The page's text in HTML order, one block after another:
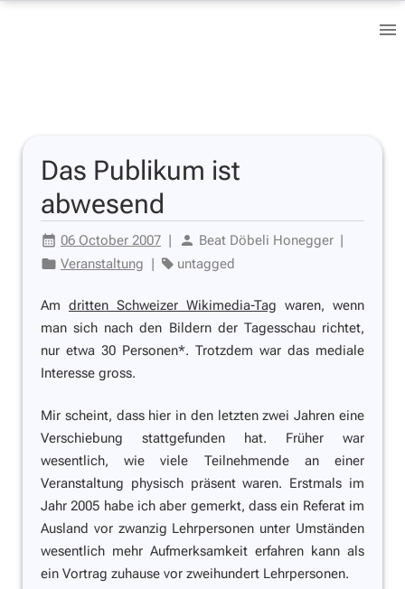
Das Publikum ist
abwesend
06 October 2007 | Beat Döbeli Honegger |
Veranstaltung | untagged
Am dritten Schweizer Wikimedia-Tag waren, wenn
man sich nach den Bildern der Tagesschau richtet,
nur etwa 30 Personen*. Trotzdem war das mediale
Interesse gross.
Mir scheint, dass hier in den letzten zwei Jahren eine
Verschiebung stattgefunden hat. Früher war
wesentlich, wie viele Teilnehmende an einer
Veranstaltung physischpräsent waren. Erstmals im
Jahr 2005 habe ich aber gemerkt, dass ein Referat im
Ausland vor zwanzig Lehrpersonen unter Umständen
wesentlich mehr Aufmerksamkeit erfahren kann als
ein Vortrag zuhause vor zweihundert Lehrpersonen.